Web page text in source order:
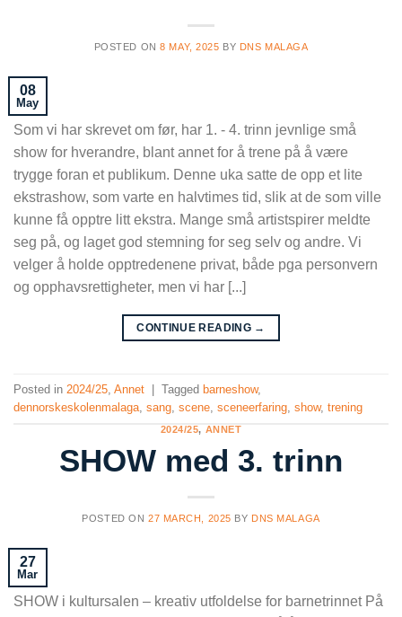
POSTED ON8 MAY, 2025 BY DNS MALAGA
08
May
Som vi har skrevet om før, har 1. - 4. trinn jevnlige små
show for hverandre, blant annet for å trene på å være
trygge foran et publikum. Denne uka satte de opp et lite
ekstrashow, som varte en halvtimes tid, slik at de som ville
kunne få opptre litt ekstra. Mange små artistspirer meldte
seg på, og laget god stemning for seg selv og andre. Vi
velger å holde opptredenene privat, både pga personvern
og opphavsrettigheter, men vi har [...]
CONTINUE READING →
Posted in 2024/25 Annet | Tagged barneshow,
dennorskeskolenmalaga sang scene sceneerfaring show, trening
2024/25, ANNET
SHOW med 3. trinn
POSTED ON 27 MARCH, 2025 BY DNS MALAGA
27
Mar
SHOW i kultursalen – kreativ utfoldelse for barnetrinnet På